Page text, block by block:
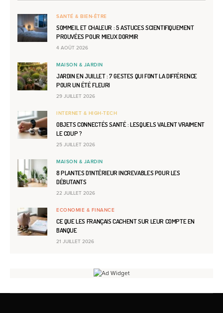
SANTÉ & BIEN-ÊTRE
SOMMEIL ET CHALEUR : 5 ASTUCES SCIENTIFIQUEMENT
PROUVÉES POUR MIEUX DORMIR
4 AOÛT 2026
MAISON & JARDIN
JARDIN EN JUILLET : 7 GESTES QUI FONT LA DIFFÉRENCE
POUR UN ÉTÉ FLEURI
29 JUILLET 2026
INTERNET & HIGH-TECH
OBJETS CONNECTÉS SANTÉ : LESQUELS VALENT VRAIMENT
LE COUP ?
25 JUILLET 2026
MAISON & JARDIN
8 PLANTES D’INTÉRIEUR INCREVABLES POUR LES
DÉBUTANTS
22 JUILLET 2026
ECONOMIE & FINANCE
CE QUE LES FRANÇAIS CACHENT SUR LEUR COMPTE EN
BANQUE
21 JUILLET 2026